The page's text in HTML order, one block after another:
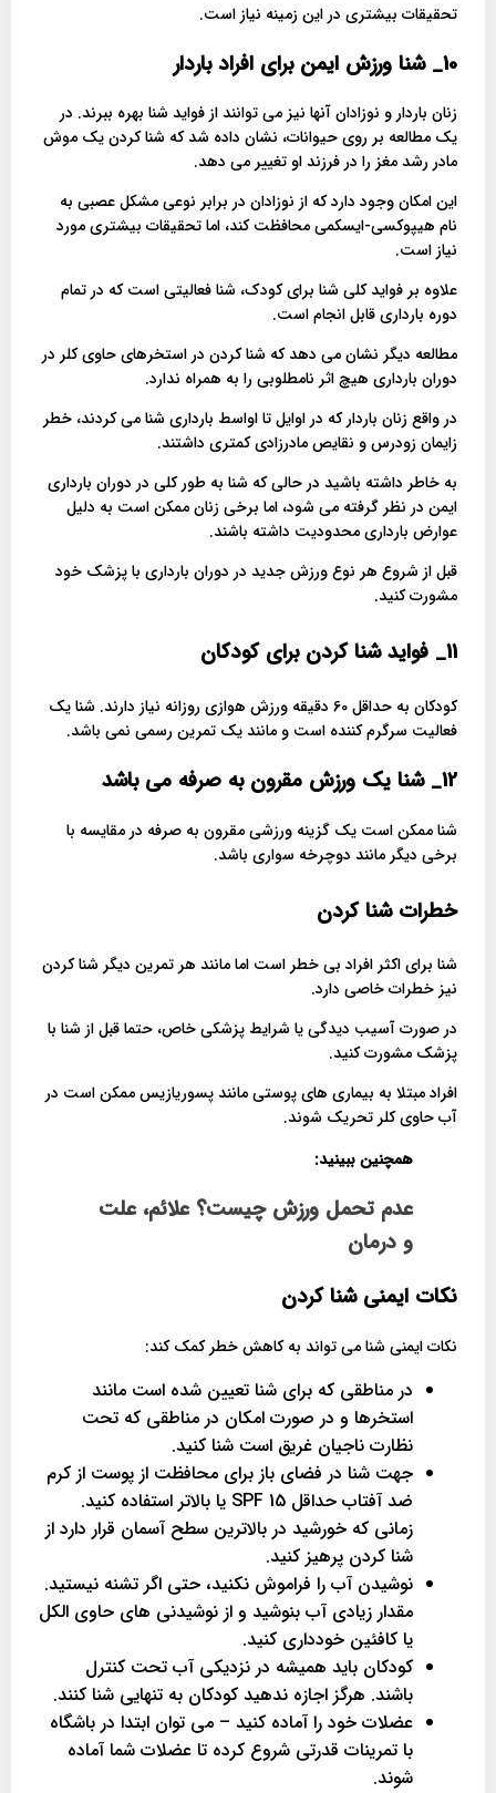
تحقیقات بیشتری در این زمینه نیاز است.
10_ شنا ورزش ایمن برای افراد باردار
زنان باردار و نوزادان آنها نیز می توانند از فواید شنا بهره ببرند. در
یک مطالعه بر روی حیوانات، نشان داده شد که شنا کردن یک موش
مادر رشد مغز را در فرزند او تغییر می دهد.
این امکان وجود دارد که از نوزادان در برابر نوعی مشکل عصبی به
نام هیپوکسی-ایسکمی محافظت کند، اما تحقیقات بیشتری مورد
نیاز است.
علاوه بر فواید کلی شنا برای کودک، شنا فعالیتی است که در تمام
دوره بارداری قابل انجام است.
مطالعه دیگر نشان می دهد که شنا کردن در استخرهای حاوی کلر در
دوران بارداری هیچ اثر نامطلوبی را به همراه ندارد.
در واقع زنان باردار که در اوایل تا اواسط بارداری شنا می کردند، خطر
زایمان زودرس و نقایص مادرزادی کمتری داشتند.
به خاطر داشته باشید در حالی که شنا به طور کلی در دوران بارداری
ایمن در نظر گرفته می شود، اما برخی زنان ممکن است به دلیل
عوارض بارداری محدودیت داشته باشند.
قبل از شروع هر نوع ورزش جدید در دوران بارداری با پزشک خود
مشورت کنید.
11_ فواید شنا کردن برای کودکان
کودکان به حداقل 60 دقیقه ورزش هوازی روزانه نیاز دارند. شنا یک
فعالیت سرگرم کننده است و مانند یک تمرین رسمی نمی باشد.
12_ شنا یک ورزش مقرون به صرفه می باشد
شنا ممکن است یک گزینه ورزشی مقرون به صرفه در مقایسه با
برخی دیگر مانند دوچرخه سواری باشد.
خطرات شنا کردن
شنا برای اکثر افراد بی خطر است اما مانند هر تمرین دیگر شنا کردن
نیز خطرات خاصی دارد.
در صورت آسیب دیدگی یا شرایط پزشکی خاص، حتما قبل از شنا با
پزشک مشورت کنید.
افراد مبتلا به بیماری های پوستی مانند پسوریازیس ممکن است در
آب حاوی کلر تحریک شوند.
همچنین ببینید:
عدم تحمل ورزش چیست؟ علائم، علت
و درمان
نکات ایمنی شنا کردن
نکات ایمنی شنا می تواند به کاهش خطر کمک کند:
در مناطقی که برای شنا تعیین شده است مانند
استخرها و در صورت امکان در مناطقی که تحت
نظارت ناجیان غریق است شنا کنید.
جهت شنا در فضای باز برای محافظت از پوست از کرم
ضد آفتاب حداقل SPF 15 یا بالاتر استفاده کنید.
زمانی که خورشید در بالاترین سطح آسمان قرار دارد از
شنا کردن پرهیز کنید.
نوشیدن آب را فراموش نکنید، حتی اگر تشنه نیستید.
مقدار زیادی آب بنوشید و از نوشیدنی های حاوی الکل
یا کافئین خودداری کنید.
کودکان باید همیشه در نزدیکی آب تحت کنترل
باشند. هرگز اجازه ندهید کودکان به تنهایی شنا کنند.
عضلات خود را آماده کنید – می توان ابتدا در باشگاه
با تمرینات قدرتی شروع کرده تا عضلات شما آماده
شوند.